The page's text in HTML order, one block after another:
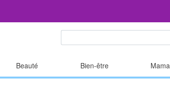
Beauté Bien-être